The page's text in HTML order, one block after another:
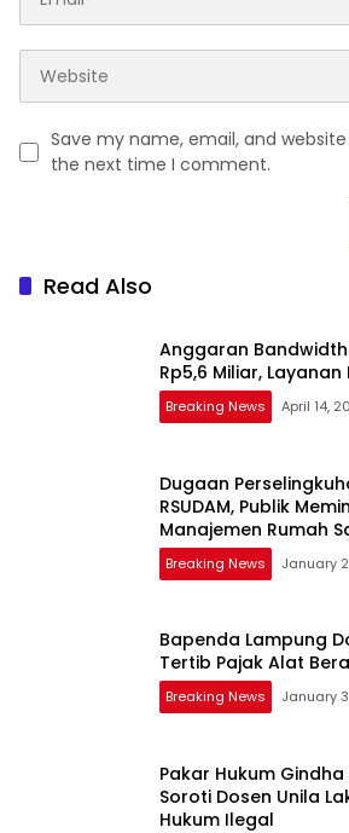
Save my name, email, and
the next time I comment.
Read Also
Anggaran
Rp5,6 Miliar,
Breaking News April 14,
Dugaan
RSUDAM, Publik
Manajemen Rumah
Breaking News January
Bapenda Lampung
Tertib Pajak Alat
Breaking News January
Pakar Hukum
Soroti Dosen Unila
Hukum Ilegal